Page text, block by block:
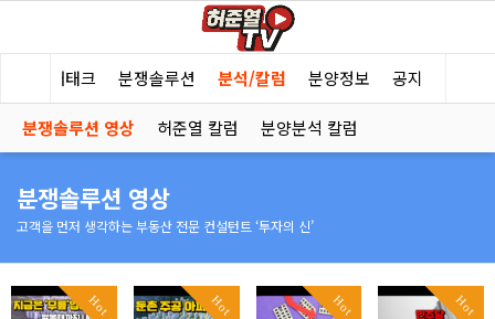
부동산 재태크 분쟁솔루션 분석/칼럼 분양정보 공지
분쟁솔루션 영상 허준열 칼럼 분양분석 칼럼
분쟁솔루션 영상
고객을 먼저 생각하는 부동산 전문 컨설턴트 ‘투자의 신’
Hot Hot Hot Hot